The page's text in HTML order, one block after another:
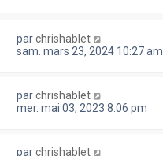
parchrishablet
sam. mars 23, 2024 10:27 am
parchrishablet
mer. mai 03, 2023 8:06 pm
parchrishablet